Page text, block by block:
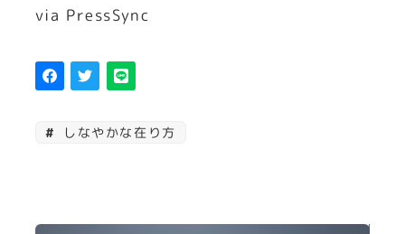
via PressSync
しなやかな在り方